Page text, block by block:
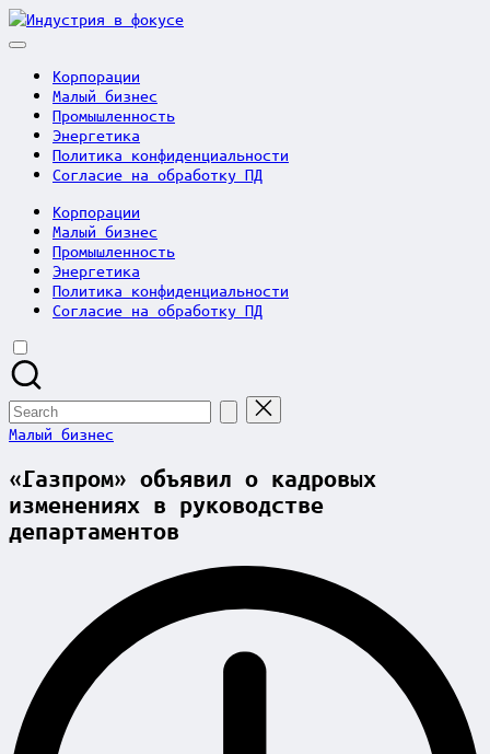
Skip
to
Индустрия
Корпорации
Малый бизнес
Промышленность
Энергетика
Политика конфиденциальности
Согласие на обработку ПД
Корпорации
Малый бизнес
Промышленность
Энергетика
Политика конфиденциальности
Согласие на обработку ПД
Search
for:
Posted
Малый бизнес
«Газпром» объявил о кадровых
изменениях в руководстве
департаментов